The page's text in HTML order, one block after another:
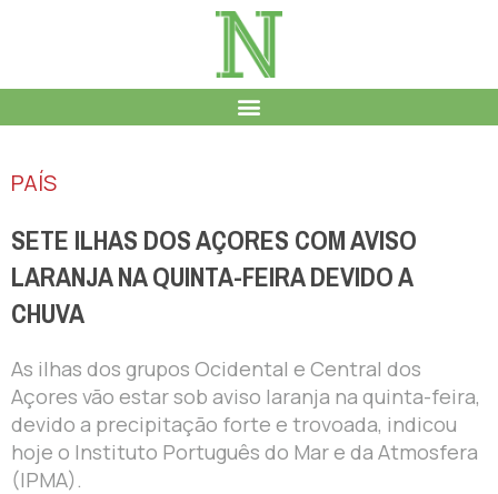
PAÍS
SETE ILHAS DOS AÇORES COM AVISO
LARANJA NA QUINTA-FEIRA DEVIDO A
CHUVA
As ilhas dos grupos Ocidental e Central dos
Açores vão estar sob aviso laranja na quinta-feira,
devido a precipitação forte e trovoada, indicou
hoje o Instituto Português do Mar e da Atmosfera
(IPMA).